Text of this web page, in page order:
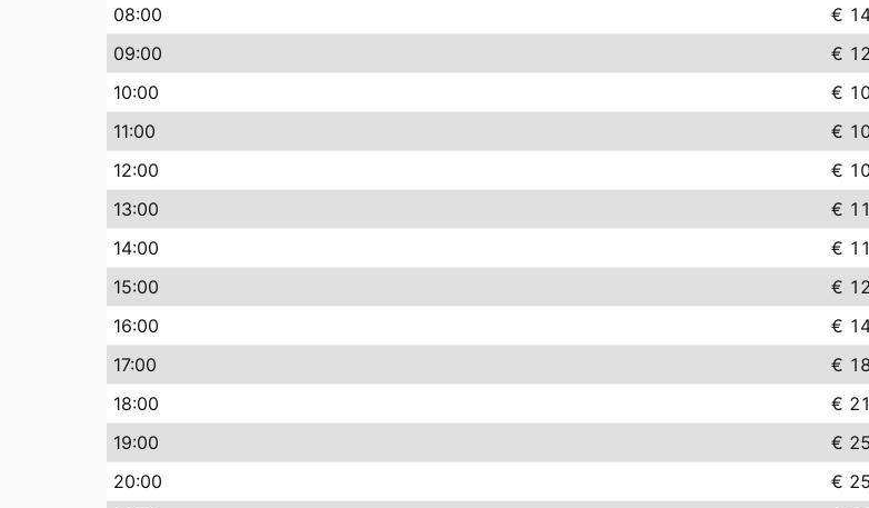
08:00
€
09:00
€
10:00
€
11:00
€
12:00
€
13:00
€
14:00
€
15:00
€
16:00
€
17:00
€
18:00
€
19:00
€
20:00
€